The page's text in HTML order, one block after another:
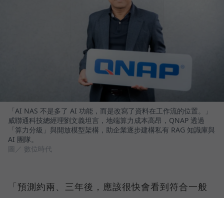
「AI NAS 不是多了 AI 功能，而是改寫了資料在工作流的位置。」
威聯通科技總經理劉文義坦言，地端算力成本高昂，QNAP 透過
「算力分級」與開放模型架構，助企業逐步建構私有 RAG 知識庫與
AI 團隊。
圖／ 數位時代
「預測約兩、三年後，應該很快會看到符合一般